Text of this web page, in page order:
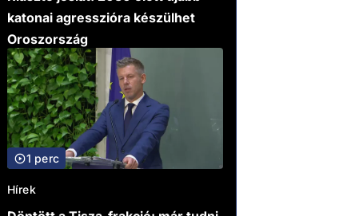
katonai agresszióra készülhet
Oroszország
1 perc
Hírek